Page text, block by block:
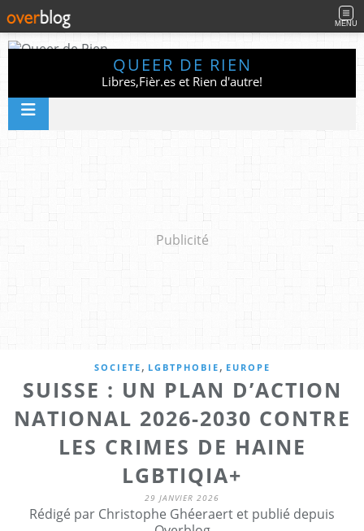
MENU
QUEER DE RIEN
Libres,Fièr.es et Rien d'autre!
Publicité
SOCIETE , LGBTPHOBIE , EUROPE
SUISSE : UN PLAN D’ACTION
NATIONAL 2026-2030 CONTRE
LES CRIMES DE HAINE
LGBTIQIA+
29 JANVIER 2026
Rédigé par Christophe Ghéeraert et publié depuis